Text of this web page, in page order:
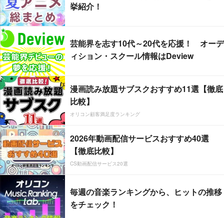
挙紹介！
芸能界を志す10代～20代を応援！ オーデ
ィション・スクール情報はDeview
漫画読み放題サブスクおすすめ11選【徹底
比較】
オリコン顧客満足度ランキング
2026年動画配信サービスおすすめ40選
【徹底比較】
CS動画配信サービス20選
毎週の音楽ランキングから、ヒットの推移
をチェック！